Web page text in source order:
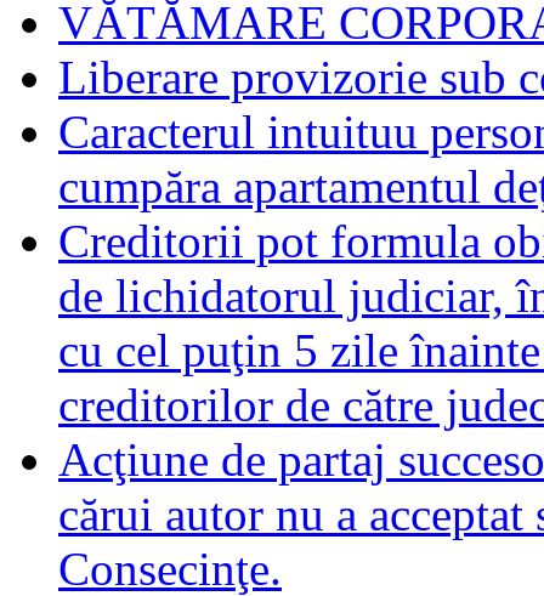
VĂTĂMARE
Liberare provizorie sub
Caracterul intuituu
cumpăra apartamentul
Creditorii pot formula
de lichidatorul judiciar,
cu cel puţin 5 zile
creditorilor de către
Acţiune de partaj
cărui autor nu a
Consecinţe.